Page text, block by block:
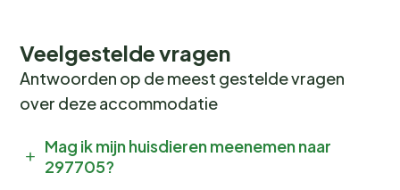
Veelgestelde vragen
Antwoorden op de meest gestelde vragen
over deze accommodatie
Mag ik mijn huisdieren meenemen naar
297705?